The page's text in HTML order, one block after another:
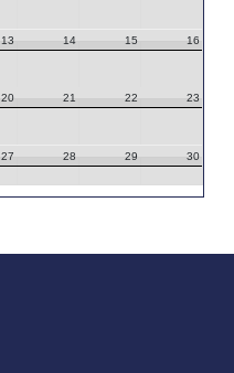
13 14 15 16
20 21 22 23
27 28 29 30